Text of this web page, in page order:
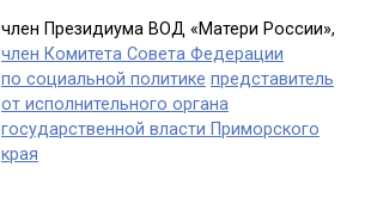
член Президиума ВОД «Матери России»,
член Комитета Совета Федерации
по социальной политике представитель
от исполнительного органа
государственной власти Приморского
края